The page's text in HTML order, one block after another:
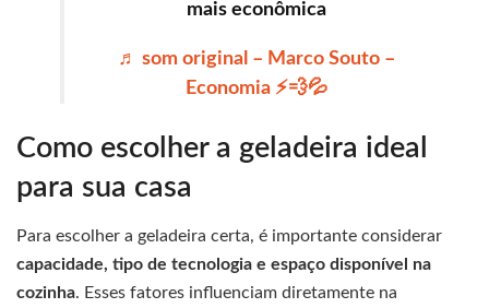
mais econômica
♬ som original – Marco Souto –
Economia ⚡️💨💦
Como escolher a geladeira ideal
para sua casa
Para escolher a geladeira certa, é importante considerar
capacidade, tipo de tecnologia e espaço disponível na
cozinha. Esses fatores influenciam diretamente na